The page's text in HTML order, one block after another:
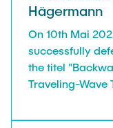
Hägermann
On 10th Mai
successfully
the titel
Traveling-Wave